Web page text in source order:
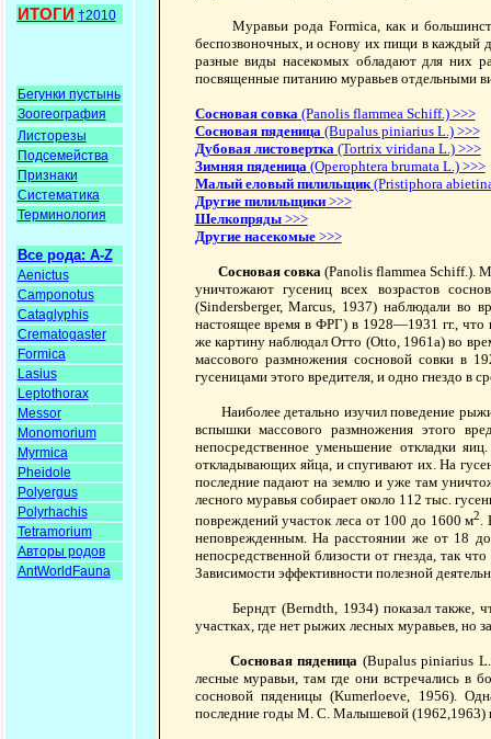
ИТОГИ †2010
Бегунки пустынь
Зоогеография
Листорезы
Подсемейства
Признаки
Систематика
Терминология
Все рода: A-Z
Aenictus
Camponotus
Cataglyphis
Crematogaster
Formica
Lasius
Leptothorax
Messor
Monomorium
Myrmica
Pheidole
Polyergus
Polyrhachis
Tetramorium
Авторы родов
AntWorldFauna
Муравьи рода Formica, как и большинство
беспозвоночных, и основу их пищи в каждый
разные виды насекомых обладают для них
посвященные питанию муравьев отдельными
Сосновая совка(Раnоlis flammea Schiff.) >>>
Сосновая пяденица(Bupalus piniarius L.) >>>
Дубовая листовертка(Tortrix viridana L.) >>>
Зимняя пяденица(Оperоphtera brumata L.) >>>
Малый еловый пилильщик(Pristiphora
Другие пилильщики>>>
Шелкопряды>>>
Другие насекомые>>>
Сосновая совка(Раnоlis flammea Schiff.).
уничтожают гусениц всех возрастов
(Sindersberger, Marcus, 1937) наблюдали во
настоящее время в ФРГ) в 1928—1931 гг., что
же картину наблюдал Отто (Otto, 1961а) во
массового размножения сосновой совки в
гусеницами этого вредителя, и одно гнездо в
Наиболее детально изучил поведение
вспышки массового размножения этого
непосредственное уменьшение откладки
откладывающих яйца, и спугивают их. На
последние падают на землю и уже там
лесного муравья собирает около 112 тыс.
повреждений участок леса от 100 до 1600 м2.
неповрежденным. На расстоянии же от 18
непосредственной близости от гнезда, так
Зависимости эффективности полезной
Берндт (Berndth, 1934) показал также,
участках, где нет рыжих лесных муравьев, но
Сосновая пяденица (Bupalus piniarius
лесные муравьи, там где они встречались в
сосновой пяденицы (Kumerloeve, 1956).
последние годы М. С. Малышевой (1962,1963) в